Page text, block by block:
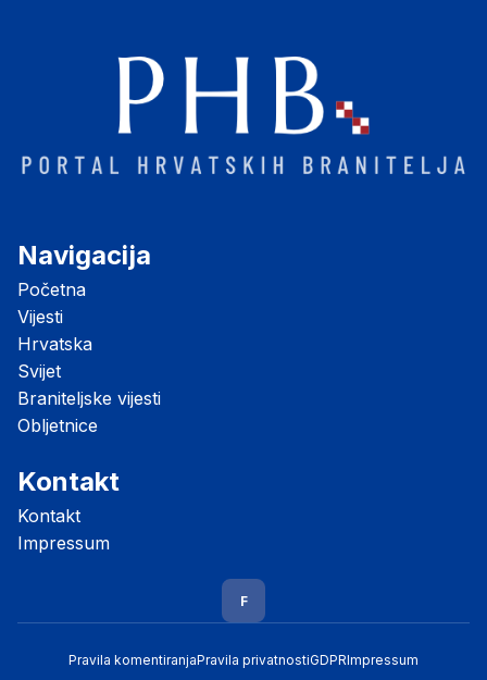
Navigacija
Početna
Vijesti
Hrvatska
Svijet
Braniteljske vijesti
Obljetnice
Kontakt
Kontakt
Impressum
F
Pravila komentiranjaPravila privatnostiGDPRImpressum